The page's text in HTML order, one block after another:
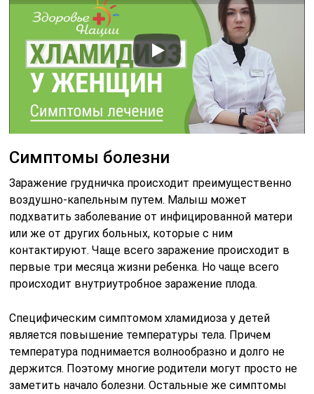
Симптомы болезни
Заражение грудничка происходит преимущественно
воздушно-капельным путем. Малыш может
подхватить заболевание от инфицированной матери
или же от других больных, которые с ним
контактируют. Чаще всего заражение происходит в
первые три месяца жизни ребенка. Но чаще всего
происходит внутриутробное заражение плода.
Специфическим симптомом хламидиоза у детей
является повышение температуры тела. Причем
температура поднимается волнообразно и долго не
держится. Поэтому многие родители могут просто не
заметить начало болезни. Остальные же симптомы